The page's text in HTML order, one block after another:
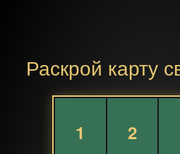
Раскрой карту
1 2